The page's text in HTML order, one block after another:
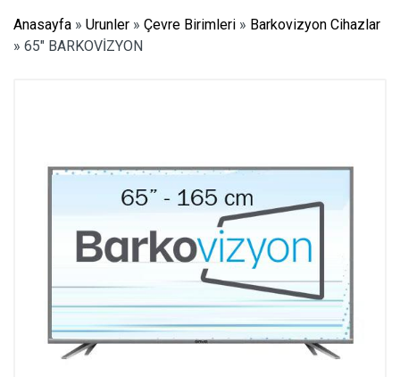
Anasayfa » Urunler » Çevre Birimleri » Barkovizyon Cihazlar
» 65″ BARKOVİZYON